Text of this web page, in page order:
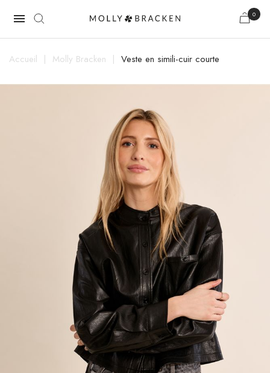
 0
Accueil Molly Bracken Veste en simili-cuir courte